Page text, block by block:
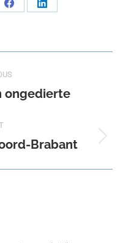
Share
Share
ongedierte
Brabant